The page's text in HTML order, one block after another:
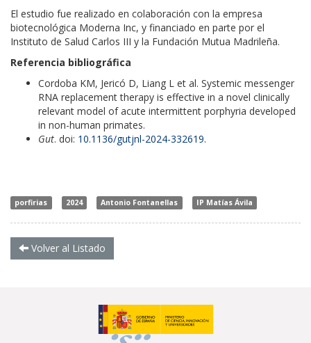
El estudio fue realizado en colaboración con la empresa
biotecnológica Moderna Inc, y financiado en parte por el
Instituto de Salud Carlos III y la Fundación Mutua Madrileña.
Referencia bibliográfica
Cordoba KM, Jericó D, Liang L et al. Systemic messenger
RNA replacement therapy is effective in a novel clinically
relevant model of acute intermittent porphyria developed
in non-human primates.
Gut. doi: 10.1136/gutjnl-2024-332619.
porfirias 2024 Antonio Fontanellas IP Matías Ávila
Volver al Listado